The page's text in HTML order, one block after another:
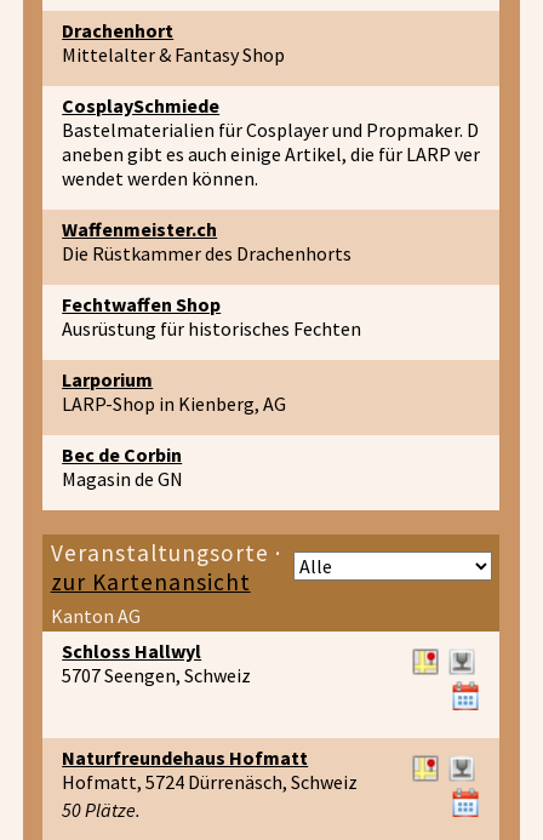
Drachenhort
Mittelalter & Fantasy Shop
CosplaySchmiede
Bastelmaterialien für Cosplayer und Propmaker. D
aneben gibt es auch einige Artikel, die für LARP ver
wendet werden können.
Waffenmeister.ch
Die Rüstkammer des Drachenhorts
Fechtwaffen Shop
Ausrüstung für historisches Fechten
Larporium
LARP-Shop in Kienberg, AG
Bec de Corbin
Magasin de GN
Veranstaltungsorte ·
zur Kartenansicht
Kanton AG
Schloss Hallwyl
5707 Seengen, Schweiz
Naturfreundehaus Hofmatt
Hofmatt, 5724 Dürrenäsch, Schweiz
50 Plätze.